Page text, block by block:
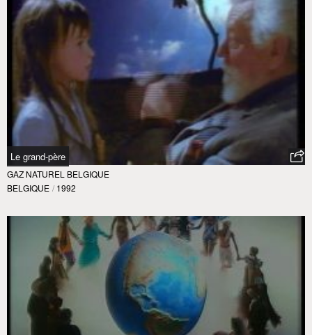
Le grand-père
GAZ NATUREL BELGIQUE
BELGIQUE / 1992